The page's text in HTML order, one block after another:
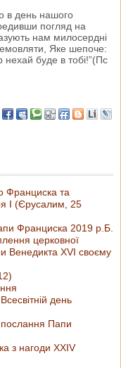
в день нашого
погляд на
нам милосердні
Яке шепоче:
нехай буде в тобі!”(Пс
Франциска та
І (Єрусалим, 25
Франциска 2019 р.Б.
церковної
Венедикта XVI своєму
день
послання Папи
з нагоди XXIV